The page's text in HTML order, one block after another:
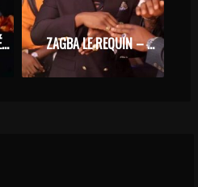
KEDJEVARA – ALLUMÉ LE FEU ZAGBA LE REQUIN – PRODADA ACTE 1 FEAT. MG MONTANA